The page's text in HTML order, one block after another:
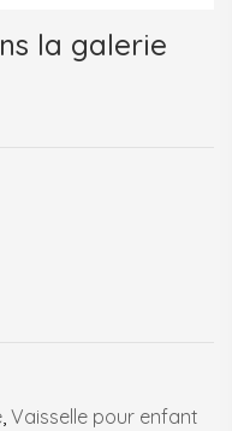
la galerie
, Vaisselle pour enfant